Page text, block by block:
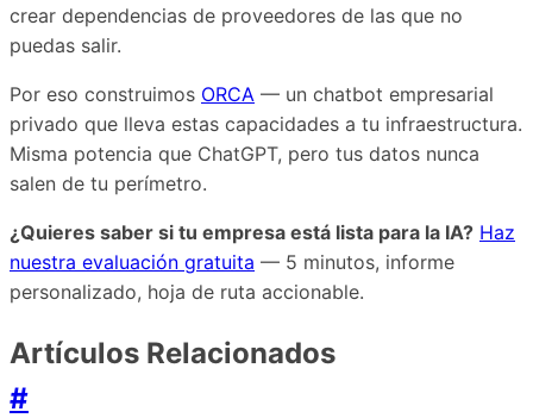
crear dependencias de proveedores de las que no
puedas salir.
Por eso construimos ORCA — un chatbot empresarial
privado que lleva estas capacidades a tu infraestructura.
Misma potencia que ChatGPT, pero tus datos nunca
salen de tu perímetro.
¿Quieres saber si tu empresa está lista para la IA? Haz
nuestra evaluación gratuita — 5 minutos, informe
personalizado, hoja de ruta accionable.
Artículos Relacionados
#